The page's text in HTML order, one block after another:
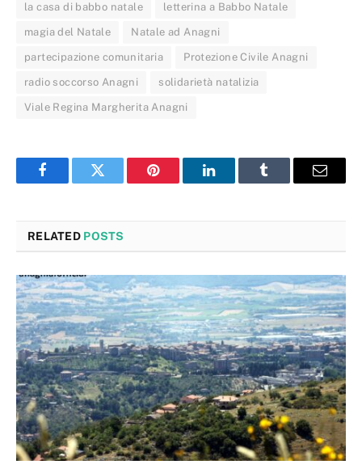
la casa di babbo natale letterina a Babbo Natale
magia del Natale Natale ad Anagni
partecipazione comunitaria Protezione Civile Anagni
radio soccorso Anagni solidarietà natalizia
Viale Regina Margherita Anagni
FacebookTwitter Pinterest LinkedInTumblr Email
RELATED POSTS